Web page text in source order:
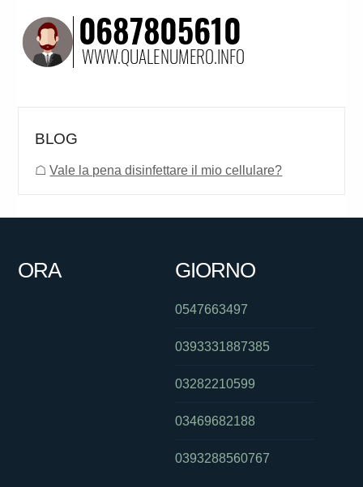
BLOG
☖Vale la pena disinfettare il mio cellulare?
ORA GIORNO
0547663497
0393331887385
03282210599
03469682188
0393288560767